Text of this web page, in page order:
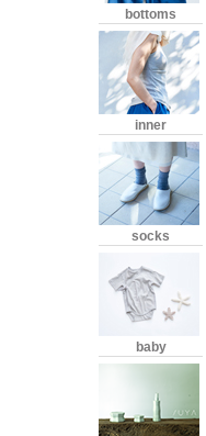
bottoms
inner
socks
baby